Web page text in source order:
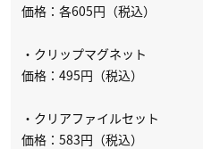
価格：各605円（税込）
・クリップマグネット
価格：495円（税込）
・クリアファイルセット
価格：583円（税込）